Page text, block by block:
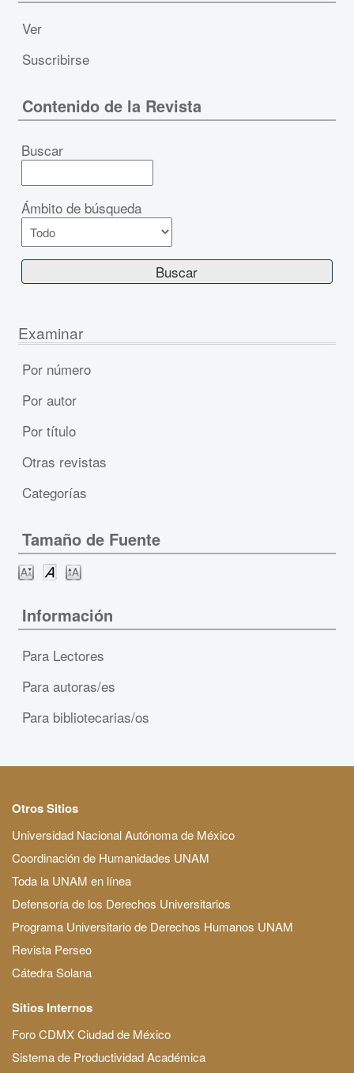
Ver
Suscribirse
Contenido de la Revista
Buscar
Ámbito de búsqueda
Examinar
Por número
Por autor
Por título
Otras revistas
Categorías
Tamaño de Fuente
Información
Para Lectores
Para autoras/es
Para bibliotecarias/os
Otros Sitios
Universidad Nacional Autónoma de México
Coordinación de Humanidades UNAM
Toda la UNAM en línea
Defensoría de los Derechos Universitarios
Programa Universitario de Derechos Humanos UNAM
Revista Perseo
Cátedra Solana
Sitios Internos
Foro CDMX Ciudad de México
Sistema de Productividad Académica